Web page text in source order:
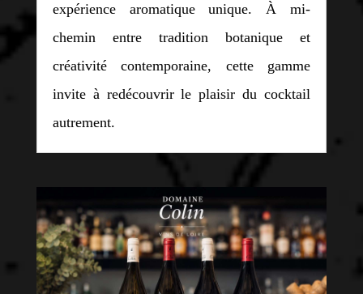
expérience aromatique unique. À mi-
chemin entre tradition botanique et
créativité contemporaine, cette gamme
invite à redécouvrir le plaisir du cocktail
autrement.